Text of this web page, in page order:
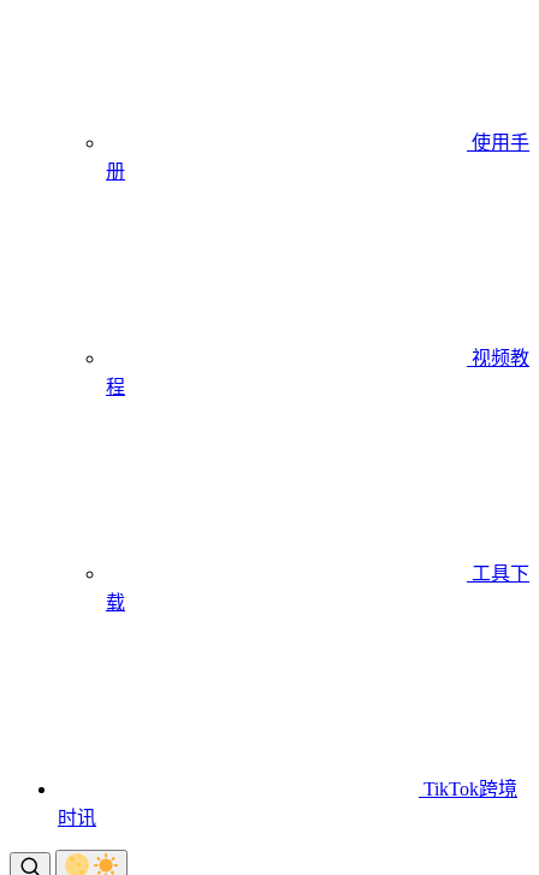
使用手
册
视频教
程
工具下
载
TikTok跨境
时讯